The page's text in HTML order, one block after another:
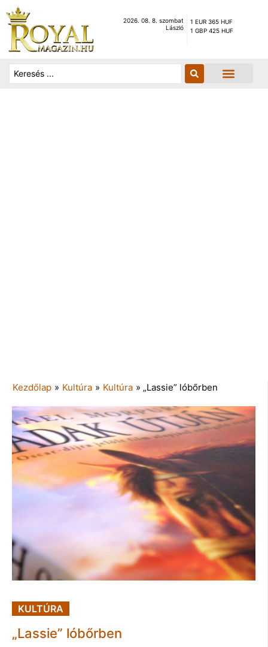
2026. 08. 8. szombat
László
1 EUR 365 HUF
1 GBP 425 HUF
Kezdőlap » Kultúra » Kultúra » „Lassie” lóbőrben
KULTÚRA
„Lassie” lóbőrben